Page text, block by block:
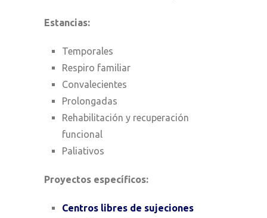
Estancias:
Temporales
Respiro familiar
Convalecientes
Prolongadas
Rehabilitación y recuperación
funcional
Paliativos
Proyectos específicos:
Centros libres de sujeciones